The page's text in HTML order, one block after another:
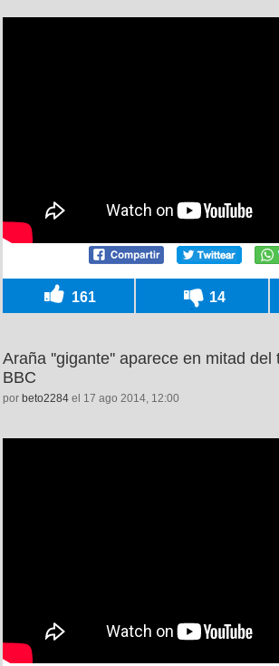
161 14
Araña ''gigante'' aparece en mitad del
BBC
por beto2284 el 17 ago 2014, 12:00